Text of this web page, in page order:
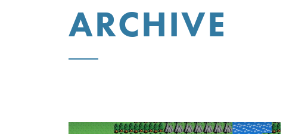
ARCHIVE